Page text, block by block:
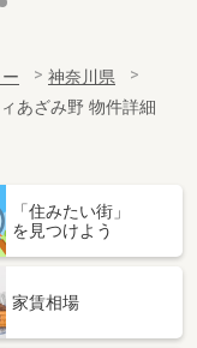
神奈川県
あざみ野 物件詳細
「住みたい街」
を見つけよう
家賃相場